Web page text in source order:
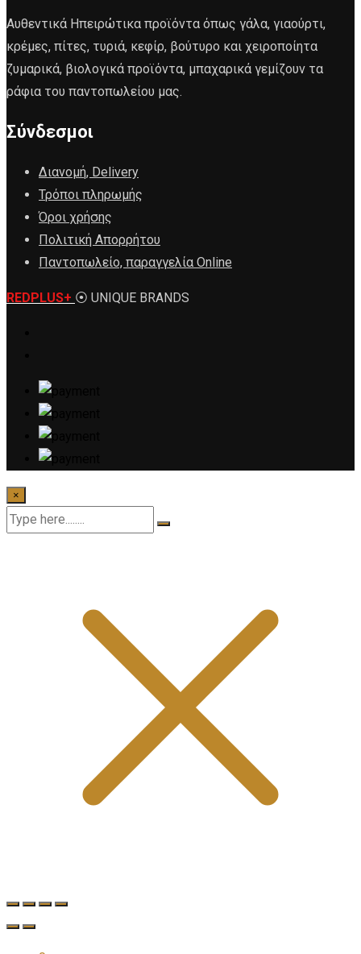
Αυθεντικά Ηπειρώτικα προϊόντα όπως γάλα, γιαούρτι,
κρέμες, πίτες, τυριά, κεφίρ, βούτυρο και χειροποίητα
ζυμαρικά, βιολογικά προϊόντα, μπαχαρικά γεμίζουν τα
ράφια του παντοπωλείου μας.
Σύνδεσμοι
Διανομή, Delivery
Τρόποι πληρωμής
Όροι χρήσης
Πολιτική Απορρήτου
Παντοπωλείο, παραγγελία Online
REDPLUS+ ⦿ UNIQUE BRANDS
×